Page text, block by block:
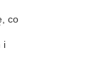
co
i